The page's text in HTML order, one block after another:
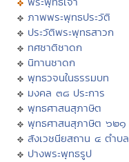
ภาพพระพุทธประวัติ
ประวัติพระพุทธสาวก
ทศชาติชาดก
นิทานชาดก
พุทธวจนในธรรมบท
มงคล ๓๘ ประการ
พุทธศาสนสุภาษิต
พุทธศาสนสุภาษิต ๖๒๑
สังเวชนียสถาน ๔ ตำบล
ปางพระพุทธรูป